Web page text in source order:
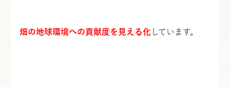
畑の地球環境への貢献度を見える化 しています。